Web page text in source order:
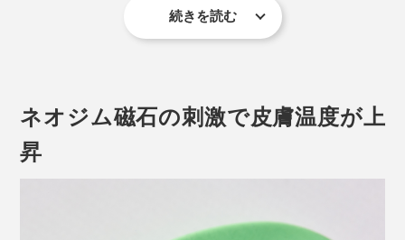
続きを読む
ネオジム磁石の刺激で皮膚温度が上
昇